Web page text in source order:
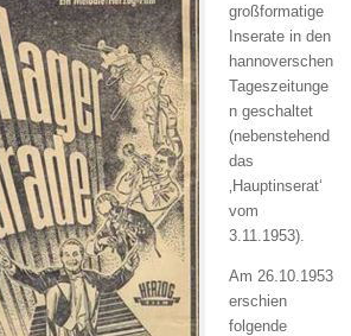
großformatige
Inserate in den
hannoverschen
Tageszeitunge
n geschaltet
(nebenstehend
das
‚Hauptinserat‘
vom
3.11.1953).
Am 26.10.1953
erschien
folgende